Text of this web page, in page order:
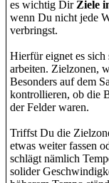
es wichtig Dir Ziele
wenn Du nicht jede
verbringst.
Hierfür eignet es
arbeiten. Zielzonen,
Besonders auf dem
kontrollieren, ob die
der Felder waren.
Triffst Du die
etwas weiter fassen
schlägt nämlich
solider